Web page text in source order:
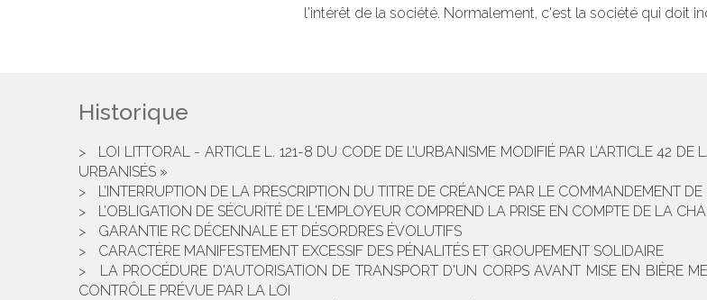
l'intérêt de la société. Normalement, c'est la société qui doit
Historique
LOI LITTORAL - ARTICLE L. 121-8 DU CODE DE L’URBANISME MODIFIÉ PAR L’ARTICLE 42
URBANISÉS »
L’INTERRUPTION DE LA PRESCRIPTION DU TITRE DE CRÉANCE PAR LE COMMANDEMENT
L’OBLIGATION DE SÉCURITÉ DE L'EMPLOYEUR COMPREND LA PRISE EN COMPTE DE LA
GARANTIE RC DÉCENNALE ET DÉSORDRES ÉVOLUTIFS
CARACTÈRE MANIFESTEMENT EXCESSIF DES PÉNALITÉS ET GROUPEMENT SOLIDAIRE
LA PROCÉDURE D'AUTORISATION DE TRANSPORT D'UN CORPS AVANT MISE EN BIÈRE
CONTRÔLE PRÉVUE PAR LA LOI